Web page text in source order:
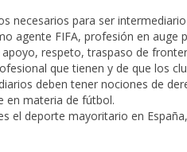
necesarios para ser
agente FIFA, profesión en auge
respeto, traspaso de
que tienen y de que los
deben tener nociones de
en materia de fútbol.
el deporte mayoritario en